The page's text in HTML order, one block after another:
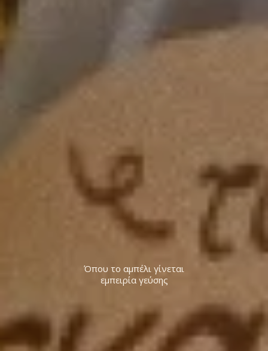
Όπου το αμπέλι γίνεται
εμπειρία γεύσης